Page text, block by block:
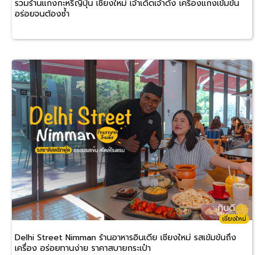
รวมร้านแกงกะหรี่ญี่ปุ่น เชียงใหม่ เจ้าเด็ดเจ้าดัง เครื่องแกงเข้มข้น
อร่อยจนต้องซ้ำ
เชียงใหม่
Delhi Street Nimman ร้านอาหารอินเดีย เชียงใหม่ รสเข้มข้นถึง
เครื่อง อร่อยทานง่าย ราคาสบายกระเป๋า